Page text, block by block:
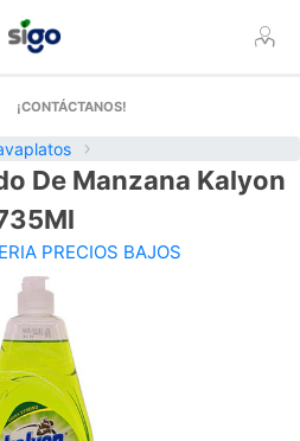
¡CONTÁCTANOS!
De Manzana Kalyon
PRECIOS BAJOS